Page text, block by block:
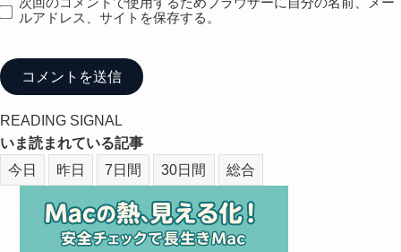
ルアドレス、サイトを保存する。
READING SIGNAL
いま読まれている記事
今日
昨日 7日間 30日間 総合